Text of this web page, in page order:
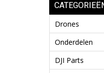
Drones
Onderdelen
DJI Parts